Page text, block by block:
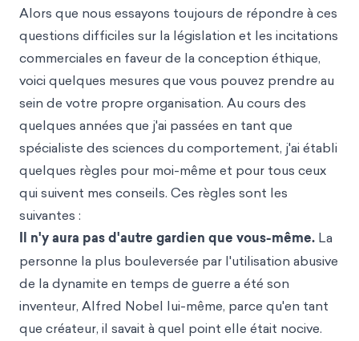
Alors que nous essayons toujours de répondre à ces
questions difficiles sur la législation et les incitations
commerciales en faveur de la conception éthique,
voici quelques mesures que vous pouvez prendre au
sein de votre propre organisation. Au cours des
quelques années que j'ai passées en tant que
spécialiste des sciences du comportement, j'ai établi
quelques règles pour moi-même et pour tous ceux
qui suivent mes conseils. Ces règles sont les
suivantes :
Il n'y aura pas d'autre gardien que vous-même. La
personne la plus bouleversée par l'utilisation abusive
de la dynamite en temps de guerre a été son
inventeur, Alfred Nobel lui-même, parce qu'en tant
que créateur, il savait à quel point elle était nocive.